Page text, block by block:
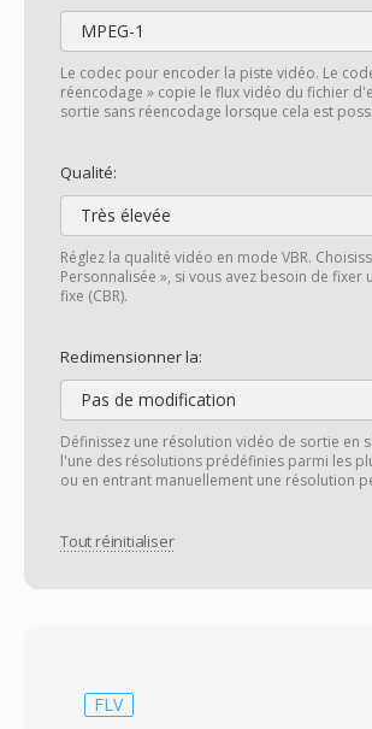
MPEG-1
Le codec pour encoder la piste vidéo. Le
réencodage » copie le flux vidéo du fichier
sortie sans réencodage lorsque cela est
Qualité:
Très élevée
Réglez la qualité vidéo en mode VBR.
Personnalisée », si vous avez besoin de fixer
fixe (CBR).
Redimensionner la:
Pas de modification
Définissez une résolution vidéo de sortie en
l'une des résolutions prédéfinies parmi les
ou en entrant manuellement une résolution
Tout réinitialiser
FLV